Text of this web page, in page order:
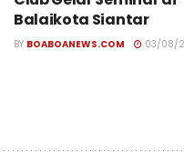
Balaikota Siantar
BY BOABOANEWS.COM 03/08/